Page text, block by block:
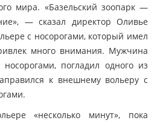
мира. «Базельский зоопарк —
— сказал директор Оливье
с носорогами, который имел
много внимания. Мужчина
погладил одного из
к внешнему вольеру с
«несколько минут», пока